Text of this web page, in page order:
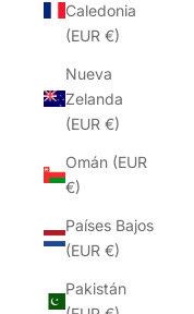
Caledonia
(EUR €)
Nueva
Zelanda
(EUR €)
Omán (EUR
€)
Países Bajos
(EUR €)
Pakistán